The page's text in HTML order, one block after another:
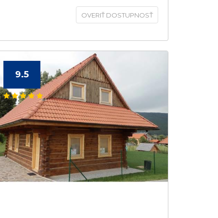
OVERIŤ DOSTUPNOSŤ
9.5